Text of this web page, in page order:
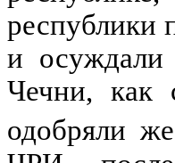
республики
и осуждали
Чечни, как
одобряли